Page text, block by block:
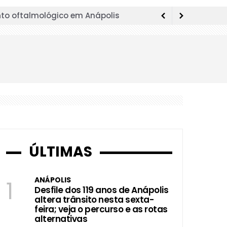
oftalmológico em Anápolis
de Futsal durante aniversário da
aos 119 anos da cidade
para atualização do sistema; veja
e as rotas alternativas
nesta quinta (30) para não
ÚLTIMAS
1 ANÁPOLIS
Desfile dos 119 anos de Anápolis
altera trânsito nesta sexta-
feira; veja o percurso e as rotas
alternativas